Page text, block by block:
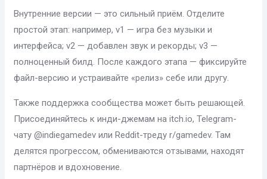
Внутренние версии — это сильный приём. Отделите
простой этап: например, v1 — игра без музыки и
интерфейса; v2 — добавлен звук и рекорды; v3 —
полноценный билд. После каждого этапа — фиксируйте
файл-версию и устраивайте «релиз» себе или другу.
Также поддержка сообщества может быть решающей.
Присоединяйтесь к инди-джемам на itch.io, Telegram-
чату @indiegamedev или Reddit-треду r/gamedev. Там
делятся прогрессом, обмениваются отзывами, находят
партнёров и вдохновение.